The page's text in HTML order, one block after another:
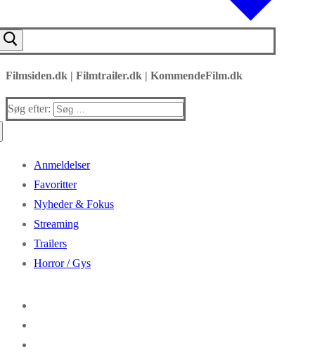
Filmsiden.dk | Filmtrailer.dk | KommendeFilm.dk
Søg efter:
Anmeldelser
Favoritter
Nyheder & Fokus
Streaming
Trailers
Horror / Gys